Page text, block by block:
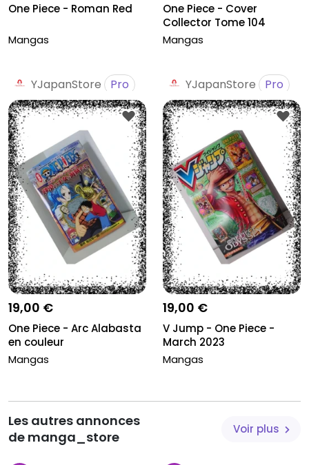
One Piece - Roman Red
Mangas
One Piece - Cover
Collector Tome 104
Mangas
YJapanStore Pro
19,00 €
One Piece - Arc Alabasta
en couleur
Mangas
YJapanStore Pro
19,00 €
V Jump - One Piece -
March 2023
Mangas
Les autres annonces
de manga_store
Voir plus